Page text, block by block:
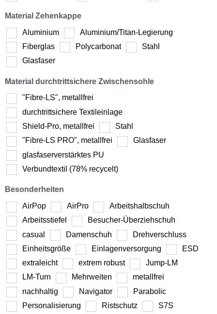
Material Zehenkappe
Aluminium
Aluminium/Titan-Legierung
Fiberglas
Polycarbonat
Stahl
Glasfaser
Material durchtrittsichere Zwischensohle
"Fibre-LS", metallfrei
durchtrittsichere Textileinlage
Shield-Pro, metallfrei
Stahl
"Fibre-LS PRO", metallfrei
Glasfaser
glasfaserverstärktes PU
Verbundtextil (78% recycelt)
Besonderheiten
AirPop
AirPro
Arbeitshalbschuh
Arbeitsstiefel
Besucher-Überziehschuh
casual
Damenschuh
Drehverschluss
Einheitsgröße
Einlagenversorgung
ESD
extraleicht
extrem robust
Jump-LM
LM-Turn
Mehrweiten
metallfrei
nachhaltig
Navigator
Parabolic
Personalisierung
Ristschutz S7S